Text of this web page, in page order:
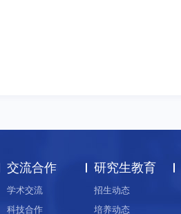
交流合作
学术交流
科技合作
研究生教育
招生动态
培养动态